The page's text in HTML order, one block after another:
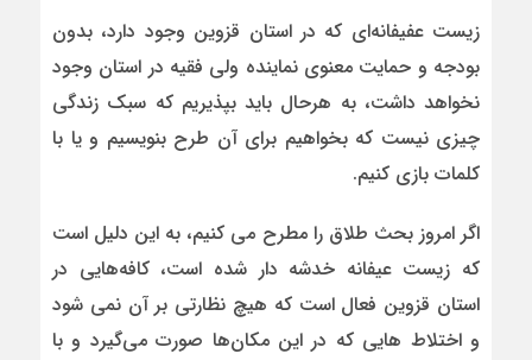
زیست عفیفانه‌ای که در استان قزوین وجود دارد، بدون
بودجه و حمایت معنوی نماینده ولی فقیه در استان وجود
نخواهد داشت، به هرحال باید بپذیریم که سبک زندگی
چیزی نیست که بخواهیم برای آن طرح بنویسیم و یا با
کلمات بازی کنیم.
اگر امروز بحث طلاق را مطرح می کنیم، به این دلیل است
که زیست عیفانه خدشه دار شده است، کافه‌هایی در
استان قزوین فعال است که هیچ نظارتی بر آن نمی شود
و اختلاط هایی که در این مکان‌ها صورت می‌گیرد و با